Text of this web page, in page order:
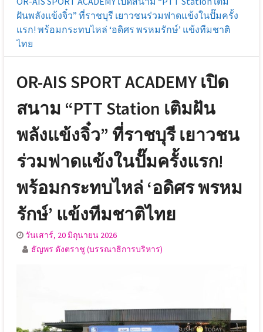
ฝันพลังแข้งจิ๋ว” ที่ราชบุรี เยาวชนร่วมฟาดแข้งในปั๊มครั้ง
แรก! พร้อมกระทบไหล่ ‘อดิศร พรหมรักษ์’ แข้งทีมชาติ
ไทย
OR-AIS SPORT ACADEMY เปิด
สนาม “PTT Station เติมฝัน
พลังแข้งจิ๋ว” ที่ราชบุรี เยาวชน
ร่วมฟาดแข้งในปั๊มครั้งแรก!
พร้อมกระทบไหล่ ‘อดิศร พรหม
รักษ์’ แข้งทีมชาติไทย
วันเสาร์, 20 มิถุนายน 2026
ธัญพร ดังตราชู (บรรณาธิการบริหาร)